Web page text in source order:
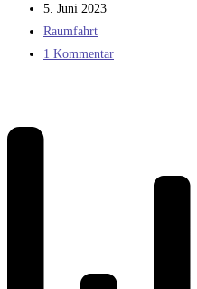
Autor:
Beitrag
veröffentlicht:
5. Juni 2023
Beitrags-
Kategorie:
Raumfahrt
Beitrags-
1 Kommentar